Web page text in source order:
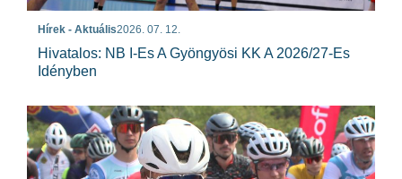
Hírek - Aktuális2026. 07. 12.
Hivatalos: NB I-Es A Gyöngyösi KK A 2026/27-Es
Idényben